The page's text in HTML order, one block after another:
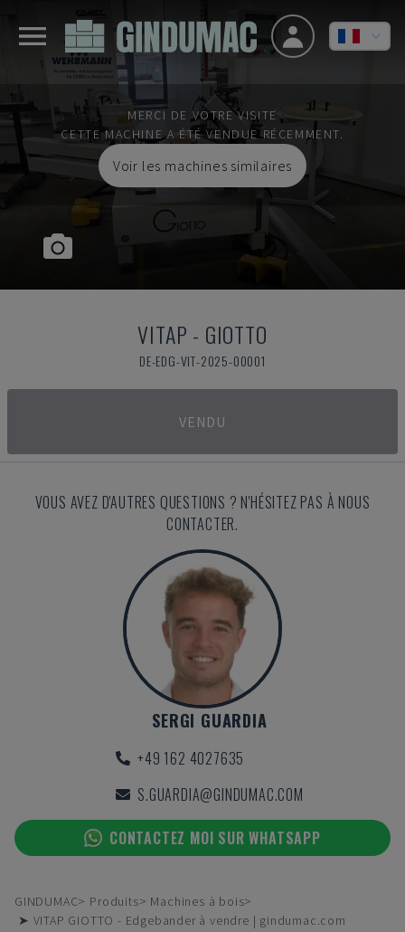
MERCI DE VOTRE VISITE
CETTE MACHINE A ÉTÉ VENDUE RÉCEMMENT.
Voir les machines similaires
VITAP - GIOTTO
DE-EDG-VIT-2025-00001
VENDU
VOUS AVEZ D'AUTRES QUESTIONS ? N'HÉSITEZ PAS À NOUS
CONTACTER.
SERGI GUARDIA
+49 162 4027635
S.GUARDIA@GINDUMAC.COM
CONTACTEZ MOI SUR WHATSAPP
GINDUMAC Produits
Machines à bois
➤ VITAP GIOTTO - Edgebander à vendre | gindumac.com